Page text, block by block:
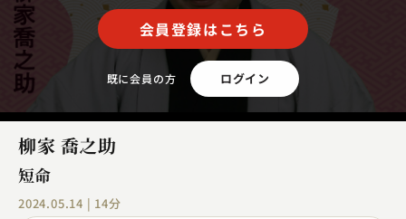
会員登録はこちら
既に会員の方 ログイン
柳家 喬之助
短命
2024.05.14 | 14分